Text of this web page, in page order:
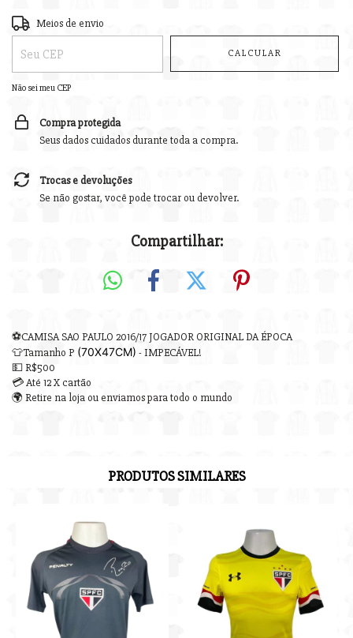
Entregas para o CEP:
Meios de envio
CALCULAR
Não sei meu CEP
Compra protegida
Seus dados cuidados durante toda a compra.
Trocas e devoluções
Se não gostar, você pode trocar ou devolver.
Compartilhar:
⚽CAMISA SAO PAULO 2016/17 JOGADOR ORIGINAL DA ÉPOCA
👕Tamanho P (70X47CM) - IMPECÁVEL!
💵 R$500
💳 Até 12 X cartão
🌍 Retire na loja ou enviamos para todo o mundo
PRODUTOS SIMILARES